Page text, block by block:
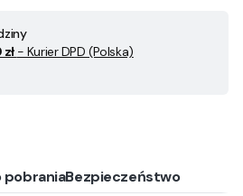
- Kurier DPD (Polska)
pobraniaBezpieczeństwo